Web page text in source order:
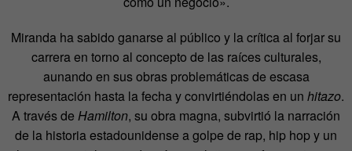
Miranda ha sabido ganarse al público y la crítica al forjar su
carrera en torno al concepto de las raíces culturales,
aunando en sus obras problemáticas de escasa
representación hasta la fecha y convirtiéndolas en un hitazo.
A través de Hamilton, su obra magna, subvirtió la narración
de la historia estadounidense a golpe de rap, hip hop y un